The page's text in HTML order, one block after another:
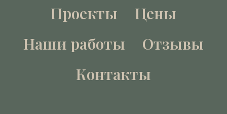
Проекты
Цены
Наши работы
Отзывы
Контакты